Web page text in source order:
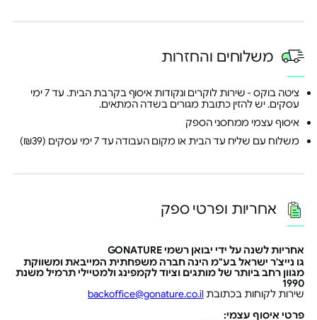
משלוחים והחזרות
ציטה בוקס - שירות לוקרים ונקודות איסוף בקרבת הבית. עד 7 ימי
עסקים. יש להזין כתובת מגורים בשדה המתאים.
איסוף עצמי ממחסני הספק
משלוח עם שליח עד הבית או מקום העבודה עד 7 ימי עסקים (₪39)
אחריות ופרטי ספק
אחריות לשנה על ידי יבואן רשמי GONATURE
גו נייצ'ר ישראל בע"מ הינה חברה משפחתית המייבאת ומשווקת
מגוון רחב ביותר של מותגים וציוד לקמפינג ולמטיילי תרמיל משנת
1990
שירות לקוחות בכתובת backoffice@gonature.co.il
פרטי איסוף עצמי: